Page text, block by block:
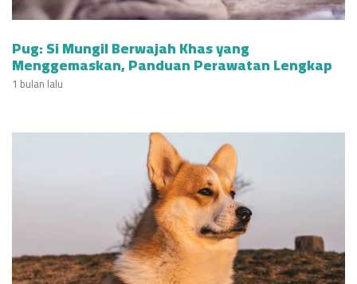
Pug: Si Mungil Berwajah Khas yang
Menggemaskan, Panduan Perawatan Lengkap
1 bulan lalu